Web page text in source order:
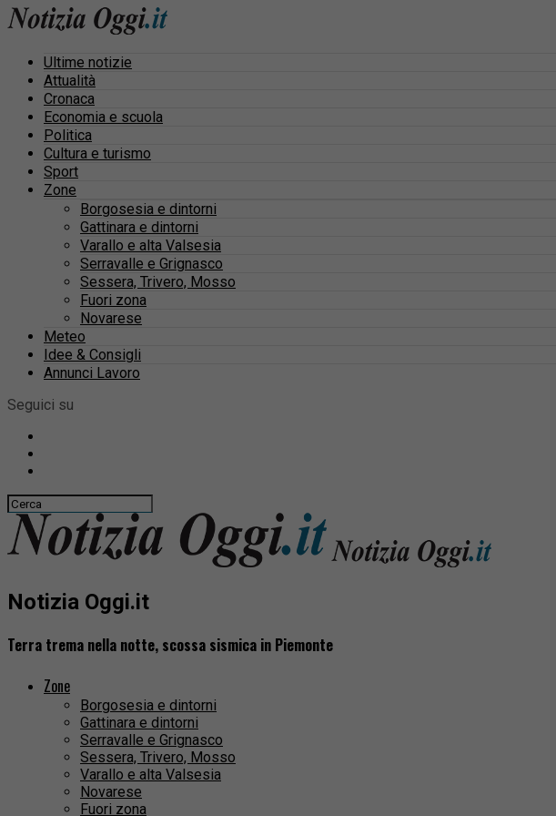
Ultime notizie
Attualità
Cronaca
Economia e scuola
Politica
Cultura e turismo
Sport
Zone
Borgosesia e dintorni
Gattinara e dintorni
Varallo e alta Valsesia
Serravalle e Grignasco
Sessera, Trivero, Mosso
Fuori zona
Novarese
Meteo
Idee & Consigli
Annunci Lavoro
Seguici su
Notizia Oggi.it
Terra trema nella notte, scossa sismica in Piemonte
Zone
Borgosesia e dintorni
Gattinara e dintorni
Serravalle e Grignasco
Sessera, Trivero, Mosso
Varallo e alta Valsesia
Novarese
Fuori zona